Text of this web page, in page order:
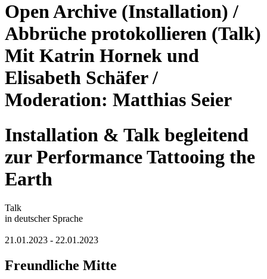
Open Archive (Installation) /
Abbrüche protokollieren (Talk)
Mit Katrin Hornek und
Elisabeth Schäfer /
Moderation: Matthias Seier
Installation & Talk begleitend
zur Performance Tattooing the
Earth
Talk
in deutscher Sprache
21.01.2023 - 22.01.2023
Freundliche Mitte